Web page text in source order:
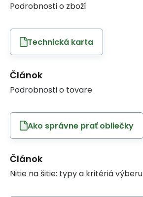
Podrobnosti o zboží
Technická karta
Článok
Podrobnosti o tovare
Ako správne prať obliečky
Článok
Nitie na šitie: typy a kritériá výberu